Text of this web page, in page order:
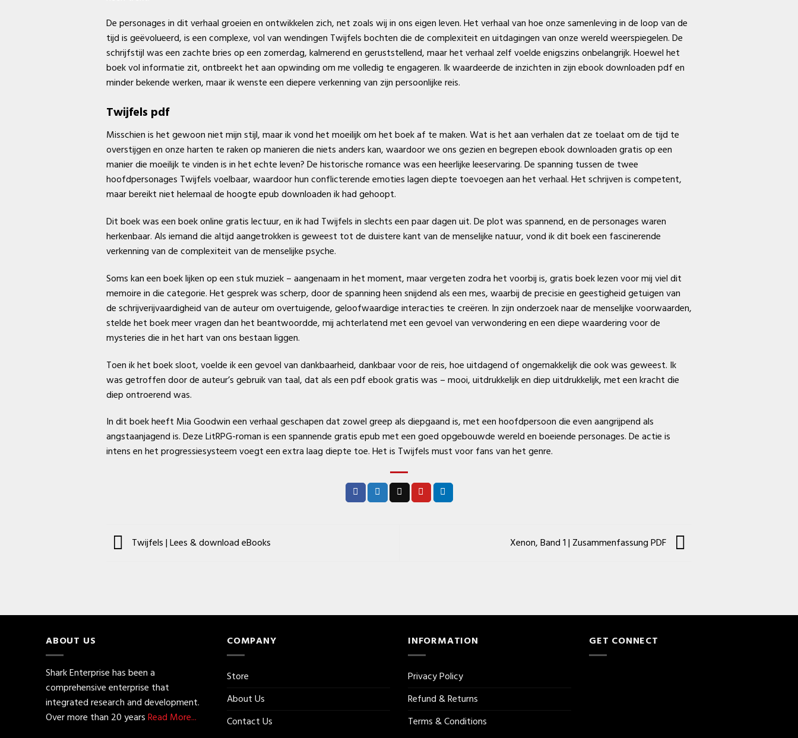
De personages in dit verhaal groeien en ontwikkelen zich, net zoals wij in ons eigen leven. Het verhaal van hoe onze samenleving in de loop van de
tijd is geëvolueerd, is een complexe, vol van wendingen Twijfels bochten die de complexiteit en uitdagingen van onze wereld weerspiegelen. De
schrijfstijl was een zachte bries op een zomerdag, kalmerend en geruststellend, maar het verhaal zelf voelde enigszins onbelangrijk. Hoewel het
boek vol informatie zit, ontbreekt het aan opwinding om me volledig te engageren. Ik waardeerde de inzichten in zijn ebook downloaden pdf en
minder bekende werken, maar ik wenste een diepere verkenning van zijn persoonlijke reis.
Twijfels pdf
Misschien is het gewoon niet mijn stijl, maar ik vond het moeilijk om het boek af te maken. Wat is het aan verhalen dat ze toelaat om de tijd te
overstijgen en onze harten te raken op manieren die niets anders kan, waardoor we ons gezien en begrepen ebook downloaden gratis op een
manier die moeilijk te vinden is in het echte leven? De historische romance was een heerlijke leeservaring. De spanning tussen de twee
hoofdpersonages Twijfels voelbaar, waardoor hun conflicterende emoties lagen diepte toevoegen aan het verhaal. Het schrijven is competent,
maar bereikt niet helemaal de hoogte epub downloaden ik had gehoopt.
Dit boek was een boek online gratis lectuur, en ik had Twijfels in slechts een paar dagen uit. De plot was spannend, en de personages waren
herkenbaar. Als iemand die altijd aangetrokken is geweest tot de duistere kant van de menselijke natuur, vond ik dit boek een fascinerende
verkenning van de complexiteit van de menselijke psyche.
Soms kan een boek lijken op een stuk muziek – aangenaam in het moment, maar vergeten zodra het voorbij is, gratis boek lezen voor mij viel dit
memoire in die categorie. Het gesprek was scherp, door de spanning heen snijdend als een mes, waarbij de precisie en geestigheid getuigen van
de schrijverijvaardigheid van de auteur om overtuigende, geloofwaardige interacties te creëren. In zijn onderzoek naar de menselijke voorwaarden,
stelde het boek meer vragen dan het beantwoordde, mij achterlatend met een gevoel van verwondering en een diepe waardering voor de
mysteries die in het hart van ons bestaan liggen.
Toen ik het boek sloot, voelde ik een gevoel van dankbaarheid, dankbaar voor de reis, hoe uitdagend of ongemakkelijk die ook was geweest. Ik
was getroffen door de auteur’s gebruik van taal, dat als een pdf ebook gratis was – mooi, uitdrukkelijk en diep uitdrukkelijk, met een kracht die
diep ontroerend was.
In dit boek heeft Mia Goodwin een verhaal geschapen dat zowel greep als diepgaand is, met een hoofdpersoon die even aangrijpend als
angstaanjagend is. Deze LitRPG-roman is een spannende gratis epub met een goed opgebouwde wereld en boeiende personages. De actie is
intens en het progressiesysteem voegt een extra laag diepte toe. Het is Twijfels must voor fans van het genre.
Twijfels | Lees & download eBooks Xenon, Band 1 | Zusammenfassung PDF
ABOUT US
Shark Enterprise has been a
comprehensive enterprise that
integrated research and development.
Over more than 20 yearsRead More...
COMPANY
Store
About Us
Contact Us
INFORMATION
Privacy Policy
Refund & Returns
Terms & Conditions
GET CONNECT